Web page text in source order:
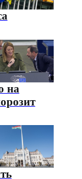
на